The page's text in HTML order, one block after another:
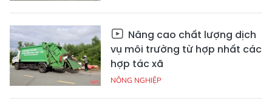
Nâng cao chất lượng dịch
vụ môi trường từ hợp nhất các
hợp tác xã
NÔNG NGHIỆP